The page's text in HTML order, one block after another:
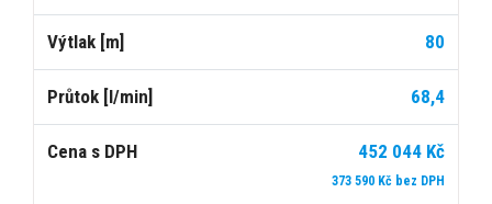
80
68,4
452 044 Kč
373 590 Kč bez DPH